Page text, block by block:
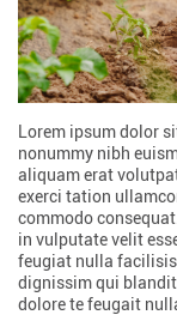
Lorem ipsum dolor
nonummy nibh
aliquam erat
exerci tation
commodo
in vulputate velit
feugiat nulla facilisis
dignissim qui
dolore te feugait